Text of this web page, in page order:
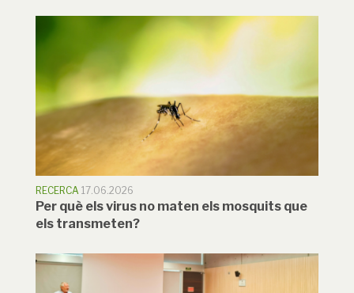
RECERCA 17.06.2026
Per què els virus no maten els mosquits que
els transmeten?